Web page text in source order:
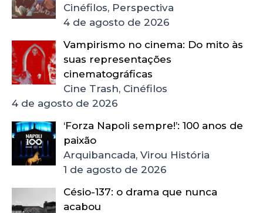
Cinéfilos, Perspectiva
4 de agosto de 2026
Vampirismo no cinema: Do mito às
suas representações
cinematográficas
Cine Trash, Cinéfilos
4 de agosto de 2026
‘Forza Napoli sempre!’: 100 anos de
paixão
Arquibancada, Virou História
1 de agosto de 2026
Césio-137: o drama que nunca
acabou